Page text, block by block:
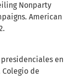
Nonparty
American
presidenciales en
de